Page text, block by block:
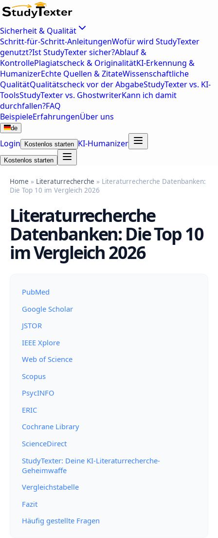
Sicherheit & Qualität
Schritt-für-Schritt-AnleitungenWofür wird StudyTexter
genutzt?Ist StudyTexter sicher?Ablauf &
KontrollePlagiatscheck & OriginalitätKI-Erkennung &
HumanizerEchte Quellen & ZitateWissenschaftliche
QualitätQualitätscheck vor der AbgabeStudyTexter vs. KI-
ToolsStudyTexter vs. GhostwriterKann ich damit
durchfallen?FAQ
BeispieleErfahrungenÜber uns
de
Login Kostenlos starten KI-Humanizer
Kostenlos starten
Home » Literaturrecherche » Literaturrecherche Datenbanken:
Die Top 10 im Vergleich 2026
Literaturrecherche
Datenbanken: Die Top 10
im Vergleich 2026
PubMed
Google Scholar
JSTOR
IEEE Xplore
Web of Science
Scopus
PsycINFO
ERIC
Cochrane Library
ScienceDirect
StudyTexter: Deine KI-Literaturrecherche-
Geheimwaffe
Vergleichstabelle
Fazit
Häufig gestellte Fragen